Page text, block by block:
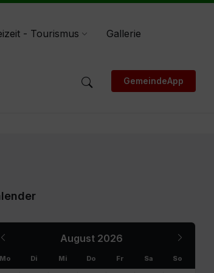
- Tourismus
Gallerie
GemeindeApp
August 2026
Month
Mo Di Mi Do Fr Sa So